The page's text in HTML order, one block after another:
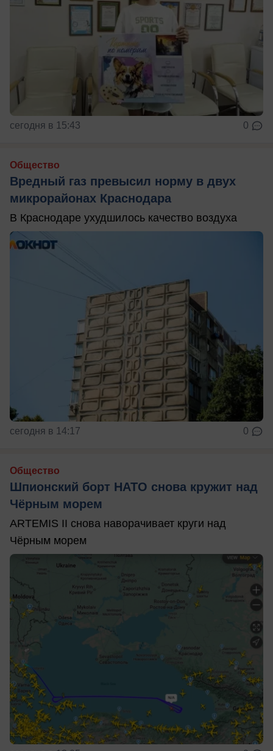
сегодня в 15:43 0
Общество
Вредный газ превысил норму в двух
микрорайонах Краснодара
В Краснодаре ухудшилось качество воздуха
сегодня в 14:17 0
Общество
Шпионский борт НАТО снова кружит над
Чёрным морем
ARTEMIS II снова наворачивает круги над
Чёрным морем